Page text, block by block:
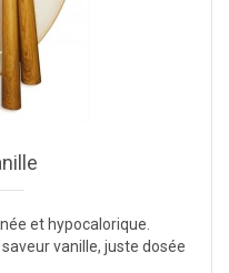
et hypocalorique.
vanille, juste dosée